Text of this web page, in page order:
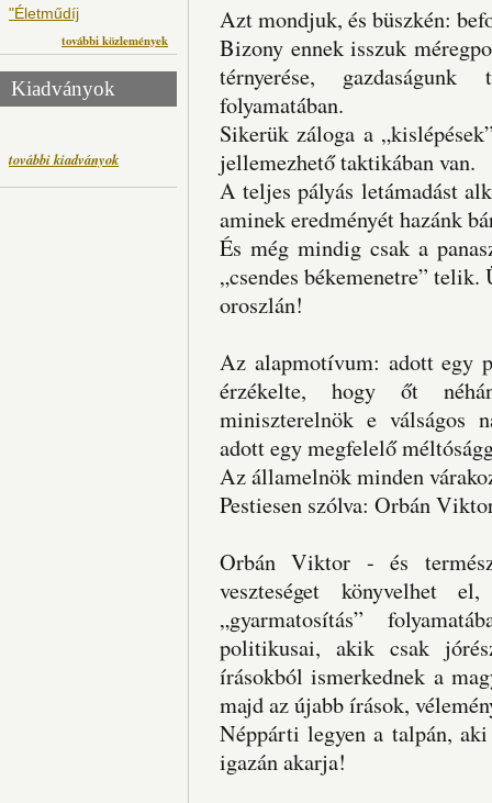
"Életműdíj
további közlemények
Kiadványok
további kiadványok
Azt mondjuk, és büszkén:
Bizony ennek isszuk
térnyerése, gazdaságunk
folyamatában.
Sikerük záloga a
jellemezhető taktikában van.
A teljes pályás letámadást
aminek eredményét hazánk
És még mindig csak a
„csendes békemenetre”
oroszlán!
Az alapmotívum: adott egy
érzékelte, hogy őt
miniszterelnök e válságos
adott egy megfelelő
Az államelnök minden
Pestiesen szólva: Orbán
Orbán Viktor - és
veszteséget könyvelhet
„gyarmatosítás”
politikusai, akik csak
írásokból ismerkednek a
majd az újabb írások,
Néppárti legyen a talpán,
igazán akarja!